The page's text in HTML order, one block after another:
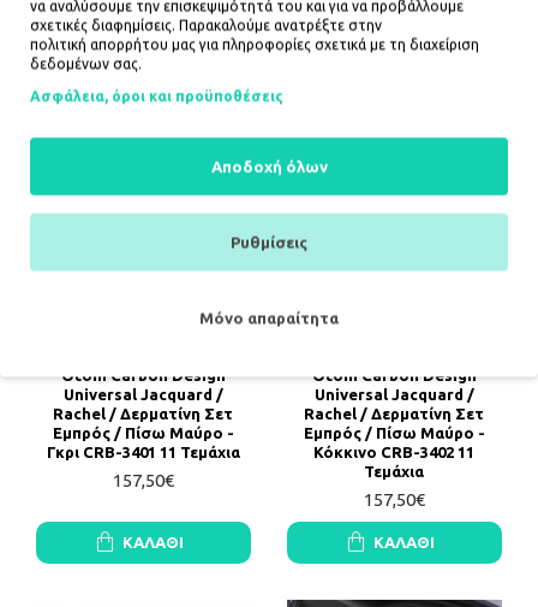
ΚΑΛΆΘΙ
157,50€
Otom Carbon Design
Universal Jacquard /
Rachel / Δερματίνη Σετ
Εμπρός / Πίσω Μαύρο -
Γκρι CRB-3401 11 Τεμάχια
157,50€
ΚΑΛΆΘΙ
Otom Carbon Design
Universal Jacquard /
Rachel / Δερματίνη Σετ
Εμπρός / Πίσω Μαύρο -
Κόκκινο CRB-3402 11
Τεμάχια
157,50€
ΚΑΛΆΘΙ
να αναλύσουμε την επισκεψιμότητά του και για να προβάλλουμε
σχετικές διαφημίσεις. Παρακαλούμε ανατρέξτε στην
πολιτική απορρήτου μας για πληροφορίες σχετικά με τη διαχείριση
δεδομένων σας.
Ασφάλεια, όροι και προϋποθέσεις
Αποδοχή όλων
Ρυθμίσεις
Μόνο απαραίτητα